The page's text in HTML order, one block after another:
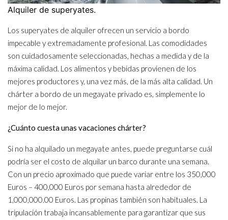
Alquiler de superyates.
Los superyates de alquiler ofrecen un servicio a bordo
impecable y extremadamente profesional. Las comodidades
son cuidadosamente seleccionadas, hechas a medida y de la
máxima calidad. Los alimentos y bebidas provienen de los
mejores productores y, una vez más, de la más alta calidad. Un
chárter a bordo de un megayate privado es, simplemente lo
mejor de lo mejor.
¿Cuánto cuesta unas vacaciones chárter?
Si no ha alquilado un megayate antes, puede preguntarse cuál
podría ser el costo de alquilar un barco durante una semana.
Con un precio aproximado que puede variar entre los 350,000
Euros – 400,000 Euros por semana hasta alrededor de
1,000,000.00 Euros. Las propinas también son habituales. La
tripulación trabaja incansablemente para garantizar que sus